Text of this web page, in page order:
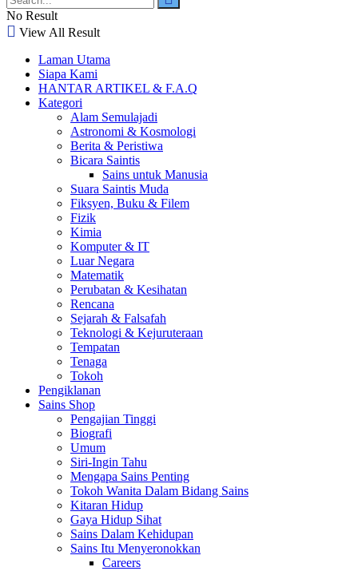
No Result
View All Result
Laman Utama
Siapa Kami
HANTAR ARTIKEL & F.A.Q
Kategori
Alam Semulajadi
Astronomi & Kosmologi
Berita & Peristiwa
Bicara Saintis
Sains untuk Manusia
Suara Saintis Muda
Fiksyen, Buku & Filem
Fizik
Kimia
Komputer & IT
Luar Negara
Matematik
Perubatan & Kesihatan
Rencana
Sejarah & Falsafah
Teknologi & Kejuruteraan
Tempatan
Tenaga
Tokoh
Pengiklanan
Sains Shop
Pengajian Tinggi
Biografi
Umum
Siri-Ingin Tahu
Mengapa Sains Penting
Tokoh Wanita Dalam Bidang Sains
Kitaran Hidup
Gaya Hidup Sihat
Sains Dalam Kehidupan
Sains Itu Menyeronokkan
Careers